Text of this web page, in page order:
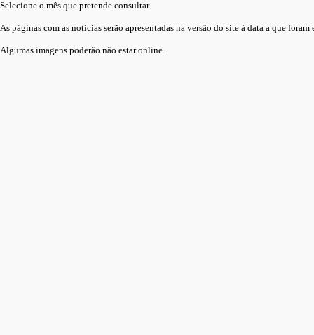
Selecione o mês que pretende consultar.
As páginas com as notícias serão apresentadas na versão do site à data a que foram
Algumas imagens poderão não estar online.